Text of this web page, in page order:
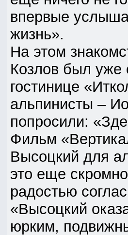
впервые
жизнь».
На этом
Козлов был уже
гостинице
альпинисты –
попросили:
Фильм
Высоцкий для
это еще
радостью
«Высоцкий
юрким,